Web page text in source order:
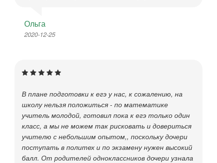
Ольга
2020-12-25
В плане подготовки к егэ у нас, к сожалению, на
школу нельзя положиться - по математике
учитель молодой, готовил пока к егэ только один
класс, а мы не можем так рисковать и довериться
учителю с небольшим опытом,, поскольку дочери
поступать в политех и по экзамену нужен высокий
балл. От родителей одноклассников дочери узнала